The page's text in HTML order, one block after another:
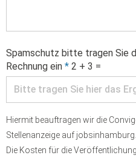
Spamschutz bitte tragen Sie
Rechnung ein * 2 + 3 =
Hiermit beauftragen wir die
Stellenanzeige auf
Die Kosten für die